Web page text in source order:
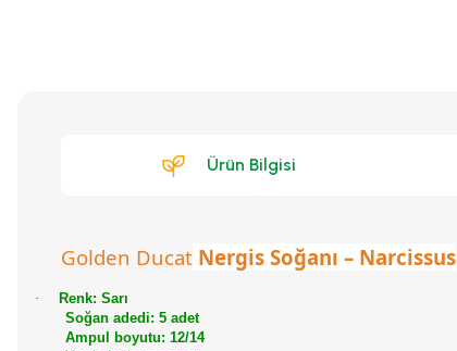
Ürün Bilgisi
Golden Ducat Nergis Soğanı – Narcissus
· Renk: Sarı
Soğan adedi: 5 adet
Ampul boyutu: 12/14